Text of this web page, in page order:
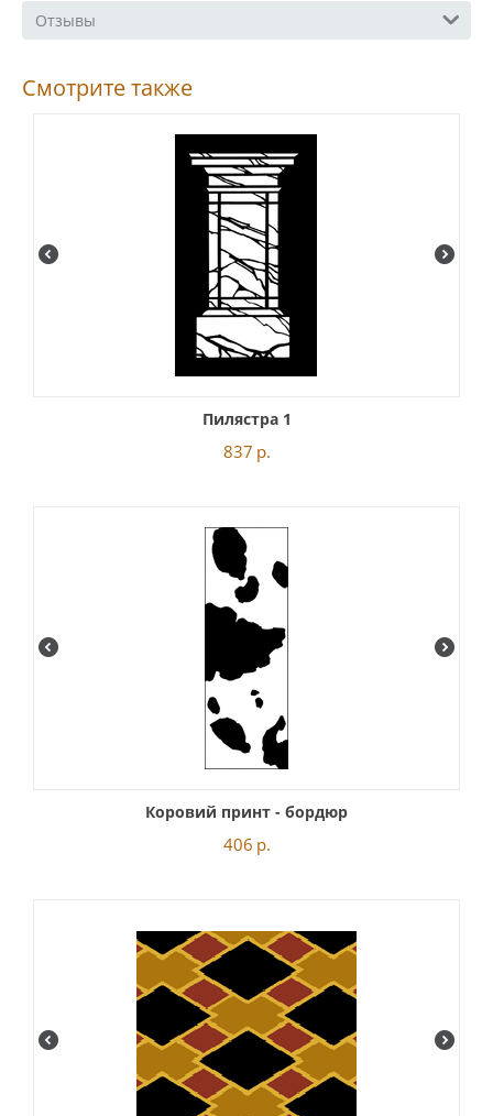
Отзывы
Смотрите также
Пилястра 1
837 р.
Коровий принт - бордюр
406 р.